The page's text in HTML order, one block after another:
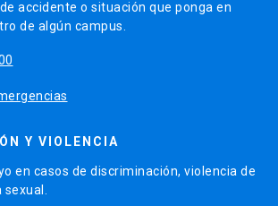
accidente o situación que ponga en
de algún campus.
Y VIOLENCIA
en casos de discriminación, violencia de